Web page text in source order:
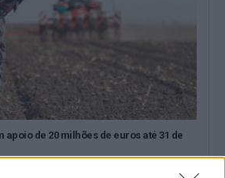
de 20 milhões de euros até 31 de
sexta-feira, 31 de julho, um apoio